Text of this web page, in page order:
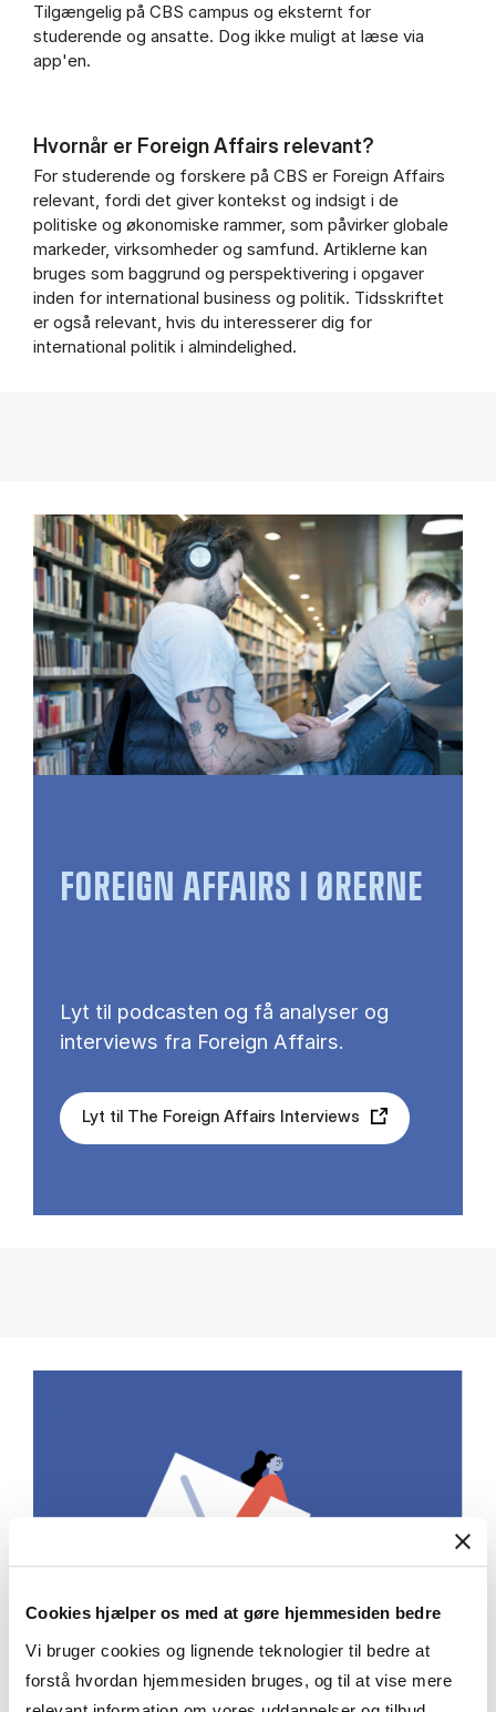
Cookies hjælper os med at gøre hjemmesiden bedre
Vi bruger cookies og lignende teknologier til bedre at
forstå hvordan hjemmesiden bruges, og til at vise mere
Tilgængelig på CBS campus og eksternt for
studerende og ansatte. Dog ikke muligt at læse via
app'en.
Hvornår er Foreign Affairs relevant?
For studerende og forskere på CBS er Foreign Affairs
relevant, fordi det giver kontekst og indsigt i de
politiske og økonomiske rammer, som påvirker globale
markeder, virksomheder og samfund. Artiklerne kan
bruges som baggrund og perspektivering i opgaver
inden for international business og politik. Tidsskriftet
er også relevant, hvis du interesserer dig for
international politik i almindelighed.
FOREIGN AFFAIRS I ØRERNE
Lyt til podcasten og få analyser og
interviews fra Foreign Affairs.
Lyt til The Foreign Affairs Interviews